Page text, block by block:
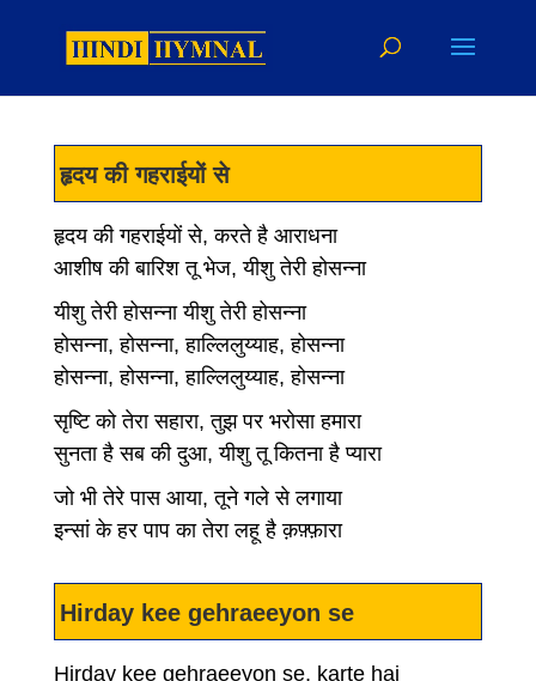
हृदय की गहराईयों से
हृदय की गहराईयों से, करते है आराधना
आशीष की बारिश तू भेज, यीशु तेरी होसन्ना
यीशु तेरी होसन्ना यीशु तेरी होसन्ना
होसन्ना, होसन्ना, हाल्लिलुय्याह, होसन्ना
होसन्ना, होसन्ना, हाल्लिलुय्याह, होसन्ना
सृष्टि को तेरा सहारा, तुझ पर भरोसा हमारा
सुनता है सब की दुआ, यीशु तू कितना है प्यारा
जो भी तेरे पास आया, तूने गले से लगाया
इन्सां के हर पाप का तेरा लहू है क़फ़्फ़ारा
Hirday kee gehraeeyon se
Hirday kee gehraeeyon se, karte hai